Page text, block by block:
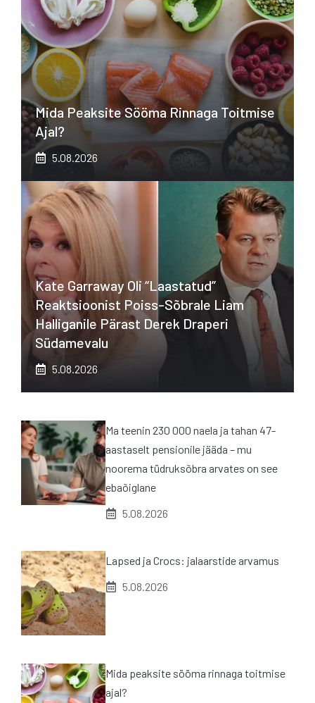
Mida Peaksite Sööma Rinnaga Toitmise
Ajal?
5.08.2026
Kate Garraway Oli “laastatud”
Reaktsioonist Poiss-Sõbrale Liam
Halliganile Pärast Derek Draperi
Südamevalu
5.08.2026
Ma teenin 230 000 naela ja tahan 47-
aastaselt pensionile jääda – mu
noorema tüdruksõbra arvates on see
ebaõiglane
5.08.2026
Lapsed ja Crocs: jalaarstide arvamus
5.08.2026
Mida peaksite sööma rinnaga toitmise
ajal?